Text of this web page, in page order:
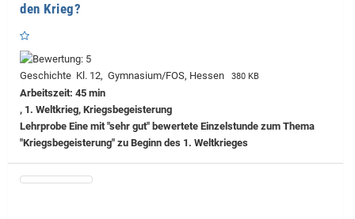
den Krieg?
Geschichte Kl. 12, Gymnasium/FOS, Hessen 380 KB
Arbeitszeit: 45 min
, 1. Weltkrieg, Kriegsbegeisterung
Lehrprobe Eine mit "sehr gut" bewertete Einzelstunde zum Thema
"Kriegsbegeisterung" zu Beginn des 1. Weltkrieges